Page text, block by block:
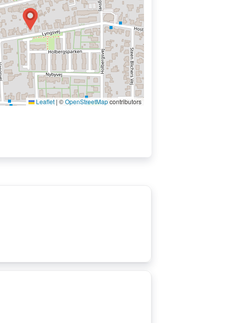
Leaflet | ©OpenStreetMapcontributors